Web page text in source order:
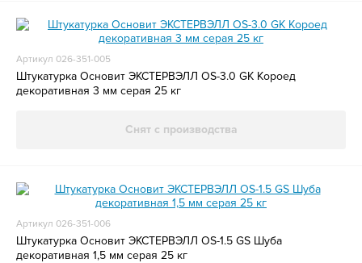
Артикул 026-351-005
Штукатурка Основит ЭКСТЕРВЭЛЛ OS-3.0 GK Короед
декоративная 3 мм серая 25 кг
Снят с производства
Артикул 026-351-006
Штукатурка Основит ЭКСТЕРВЭЛЛ OS-1.5 GS Шуба
декоративная 1,5 мм серая 25 кг